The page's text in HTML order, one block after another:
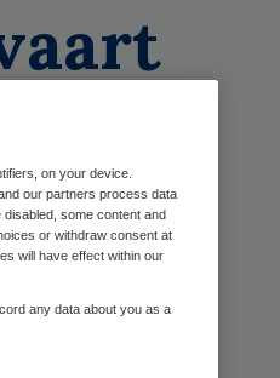
on your device.
our partners process data
some content and
or withdraw consent at
will have effect within our
any data about you as a